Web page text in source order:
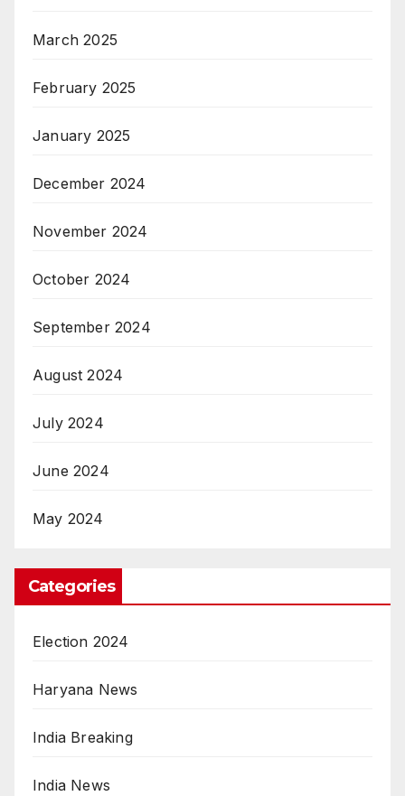
March 2025
February 2025
January 2025
December 2024
November 2024
October 2024
September 2024
August 2024
July 2024
June 2024
May 2024
Categories
Election 2024
Haryana News
India Breaking
India News